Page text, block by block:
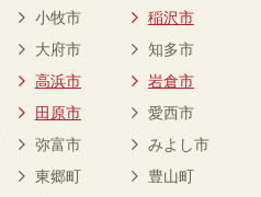
小牧市
稲沢市
大府市
知多市
高浜市
岩倉市
田原市
愛西市
弥富市
みよし市
東郷町
豊山町